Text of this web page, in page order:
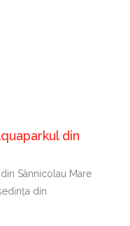
din
Sânnicolau Mare
din